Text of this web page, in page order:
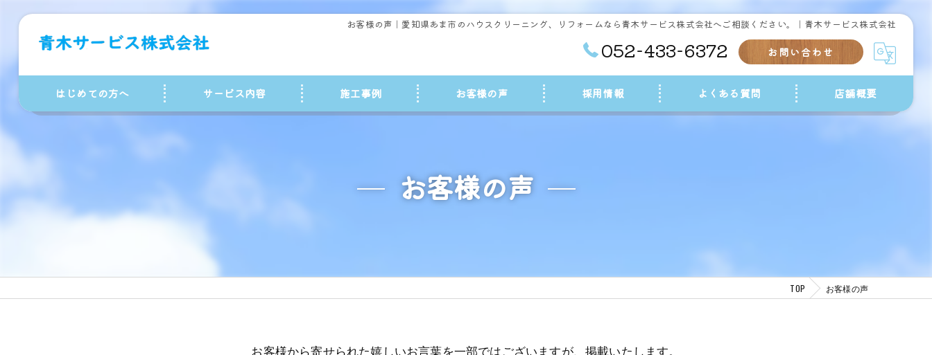
お客様の声｜愛知県あま市のハウスクリーニング、リフォームなら青木サービス株式会社へご相談ください。｜青木サービス株式会社
052-433-6372 お問い合わせ
はじめての方へ サービス内容 施工事例 お客様の声 採用情報 よくある質問 店舗概要
お客様の声
TOP お客様の声
お客様から寄せられた嬉しいお言葉を一部ではございますが、掲載いたします。